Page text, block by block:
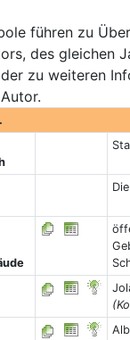
führen zu
des gleichen
zu weiteren